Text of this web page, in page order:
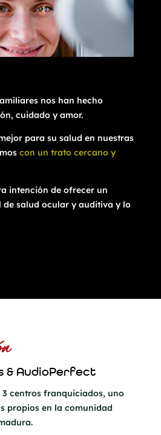
nos han hecho
cuidado y amor.
para su salud en nuestras
con un trato cercano y
intención de ofrecer un
salud ocular y auditiva y lo
& AudioPerfect
3 centros franquiciados, uno
propios en la comunidad